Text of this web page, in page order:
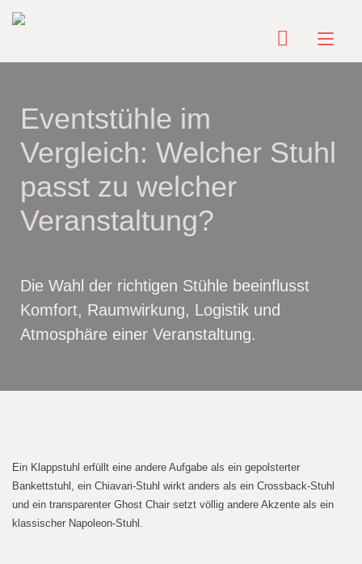
Inhalt
Eventstühle im
Vergleich: Welcher Stuhl
passt zu welcher
Veranstaltung?
Die Wahl der richtigen Stühle beeinflusst
Komfort, Raumwirkung, Logistik und
Atmosphäre einer Veranstaltung.
Ein Klappstuhl erfüllt eine andere Aufgabe als ein gepolsterter
Bankettstuhl, ein Chiavari-Stuhl wirkt anders als ein Crossback-Stuhl
und ein transparenter Ghost Chair setzt völlig andere Akzente als ein
klassischer Napoleon-Stuhl.